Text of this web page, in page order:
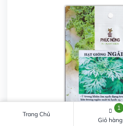
Trang Chủ
1
Giỏ hàng